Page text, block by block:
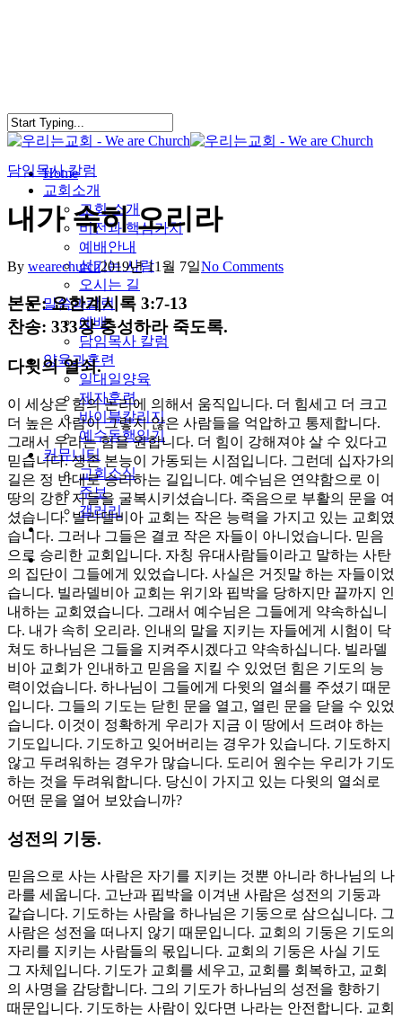
search
Menu Home
교회소개
교회 소개
비전과 핵심가치
예배안내
섬기는 사람
오시는 길
말씀과칼럼
예배
담임목사 칼럼
양육과훈련
일대일양육
제자훈련
바이블칼리지
예수동행일기
커뮤니티
교회소식
주보
갤러리
youtube
soundcloud
search
담임목사 칼럼
내가 속히 오리라
By wearechurch2019년 11월 7일No Comments
본문: 요한계시록 3:7-13
찬송: 333장 충성하라 죽도록.
다윗의 열쇠.
이 세상은 힘의 논리에 의해서 움직입니다. 더 힘세고 더 크고
더 높은 사람이 그렇지 않은 사람들을 억압하고 통제합니다.
그래서 우리는 힘을 원합니다. 더 힘이 강해져야 살 수 있다고
믿습니다. 생존 본능이 가동되는 시점입니다. 그런데 십자가의
길은 정 반대로 승리하는 길입니다. 예수님은 연약함으로 이
땅의 강한 자들을 굴복시키셨습니다. 죽음으로 부활의 문을 여
셨습니다. 빌라델비아 교회는 작은 능력을 가지고 있는 교회였
습니다. 그러나 그들은 결코 작은 자들이 아니었습니다. 믿음
으로 승리한 교회입니다. 자칭 유대사람들이라고 말하는 사탄
의 집단이 그들에게 있었습니다. 사실은 거짓말 하는 자들이었
습니다. 빌라델비아 교회는 위기와 핍박을 당하지만 끝까지 인
내하는 교회였습니다. 그래서 예수님은 그들에게 약속하십니
다. 내가 속히 오리라. 인내의 말을 지키는 자들에게 시험이 닥
쳐도 하나님은 그들을 지켜주시겠다고 약속하십니다. 빌라델
비아 교회가 인내하고 믿음을 지킬 수 있었던 힘은 기도의 능
력이었습니다. 하나님이 그들에게 다윗의 열쇠를 주셨기 때문
입니다. 그들의 기도는 닫힌 문을 열고, 열린 문을 닫을 수 있었
습니다. 이것이 정확하게 우리가 지금 이 땅에서 드려야 하는
기도입니다. 기도하고 잊어버리는 경우가 있습니다. 기도하지
않고 두려워하는 경우가 많습니다. 도리어 원수는 우리가 기도
하는 것을 두려워합니다. 당신이 가지고 있는 다윗의 열쇠로
어떤 문을 열어 보았습니까?
성전의 기둥.
믿음으로 사는 사람은 자기를 지키는 것뿐 아니라 하나님의 나
라를 세웁니다. 고난과 핍박을 이겨낸 사람은 성전의 기둥과
같습니다. 기도하는 사람을 하나님은 기둥으로 삼으십니다. 그
사람은 성전을 떠나지 않기 때문입니다. 교회의 기둥은 기도의
자리를 지키는 사람들의 몫입니다. 교회의 기둥은 사실 기도
그 자체입니다. 기도가 교회를 세우고, 교회를 회복하고, 교회
의 사명을 감당합니다. 그의 기도가 하나님의 성전을 향하기
때문입니다. 기도하는 사람이 있다면 나라는 안전합니다. 교회